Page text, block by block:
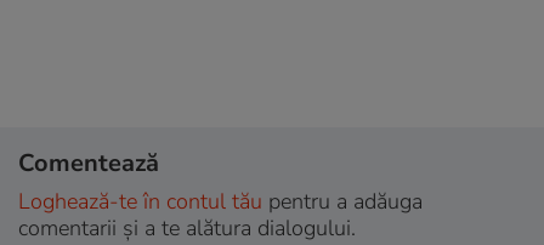
Comentează
Loghează-te în contul tău pentru a adăuga
comentarii și a te alătura dialogului.